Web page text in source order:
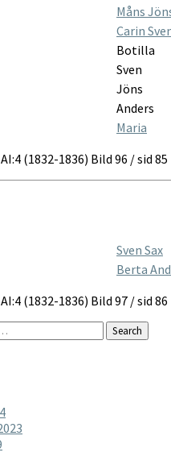
Måns
Carin
Botilla
Sven
Jöns
Anders
Maria
(1832-1836) Bild 96 / sid
Sven Sax
Berta
(1832-1836) Bild 97 / sid
Search